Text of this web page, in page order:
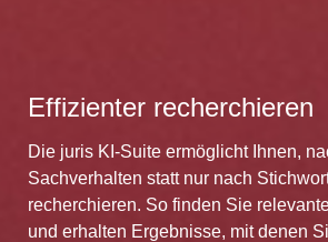
Effizienter recherchieren
Die juris KI-Suite ermöglicht Ihnen,
Sachverhalten statt nur nach
recherchieren. So finden Sie
und erhalten Ergebnisse, mit denen